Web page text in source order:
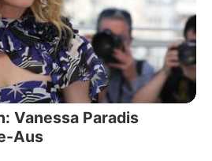
Vanessa Paradis
Aus